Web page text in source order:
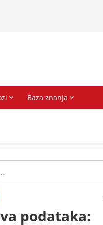
podataka: